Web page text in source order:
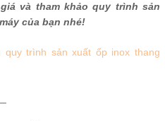
và tham khảo quy trình sản
của bạn nhé!
quy trình sản xuất ốp inox thang